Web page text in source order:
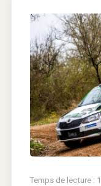
Temps de lecture :